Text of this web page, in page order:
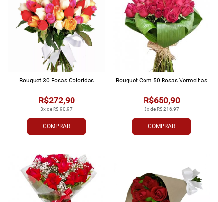
COMPRAR
3x de R$ 90,97
R$272,90
Bouquet 30 Rosas Coloridas
COMPRAR
3x de R$ 216,97
R$650,90
Bouquet Com 50 Rosas Vermelhas